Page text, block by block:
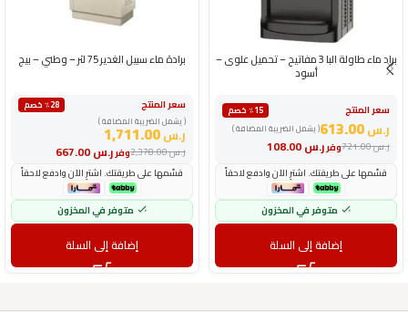
براد ماء طاولة البا 3 مفاتيح – تحميل علوى –
أسود
سعر المنتج
٪15 خصم
( يشمل الضريبة المضافة )
ر.س
وفرر.س ر.س721.00
قسّمها على طريقتك. اشترِ الآن وادفع لاحقاً
متوفر في المخزون
إضافة إلى السلة
برادة ماء سبيل الغدير 75 لتر – وطني – بيج
سعر المنتج
٪28 خصم
( يشمل الضريبة المضافة )
ر.س1,711.00
وفرر.س ر.س2,378.00
قسّمها على طريقتك. اشترِ الآن وادفع لاحقاً
متوفر في المخزون
إضافة إلى السلة